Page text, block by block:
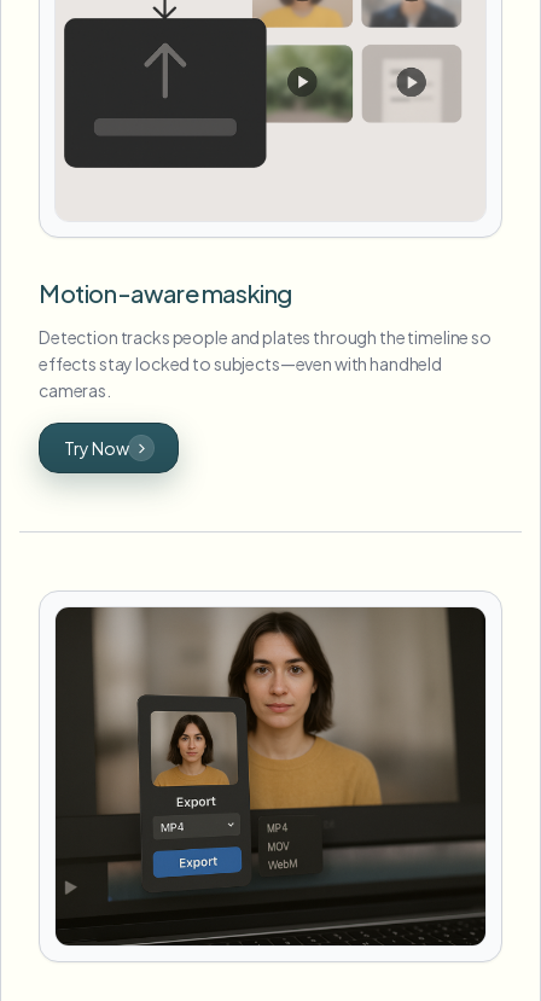
Motion-aware masking
Detection tracks people and plates through the timeline so
effects stay locked to subjects—even with handheld
cameras.
Try Now